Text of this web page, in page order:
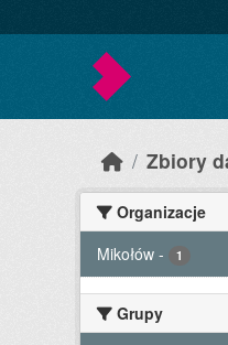
Zbiory
Organizacje
Mikołów - 1
Grupy